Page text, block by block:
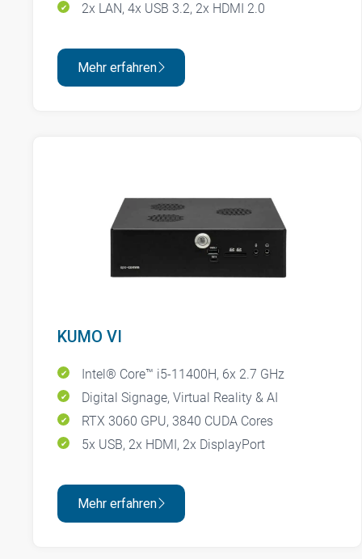
2x LAN, 4x USB 3.2, 2x HDMI 2.0
Mehr erfahren
KUMO VI
Intel® Core™ i5-11400H, 6x 2.7 GHz
Digital Signage, Virtual Reality & AI
RTX 3060 GPU, 3840 CUDA Cores
5x USB, 2x HDMI, 2x DisplayPort
Mehr erfahren